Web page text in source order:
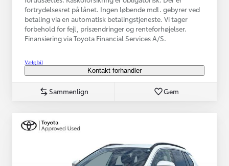
fortrydelsesret på lånet. Ingen løbende mdl. gebyrer ved
betaling via en automatisk betalingstjeneste. Vi tager
forbehold for fejl, prisændringer og renteforhøjelser.
Finansiering via Toyota Financial Services A/S.
Vælg bil
Kontakt forhandler
Sammenlign Gem